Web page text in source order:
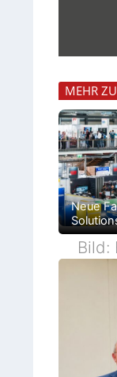
MEHR
Neue
Bild: